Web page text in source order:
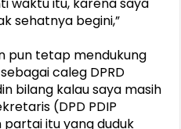
sehatnya begini,”
pun tetap mendukung
caleg DPRD
bilang kalau saya masih
(DPD PDIP
itu yang duduk